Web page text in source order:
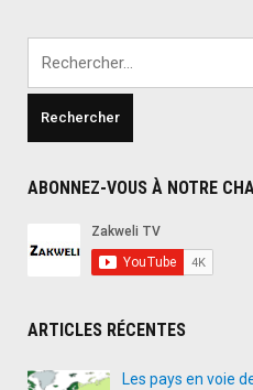
ABONNEZ-VOUS À NOTRE
ARTICLES RÉCENTES
Les pays en voie